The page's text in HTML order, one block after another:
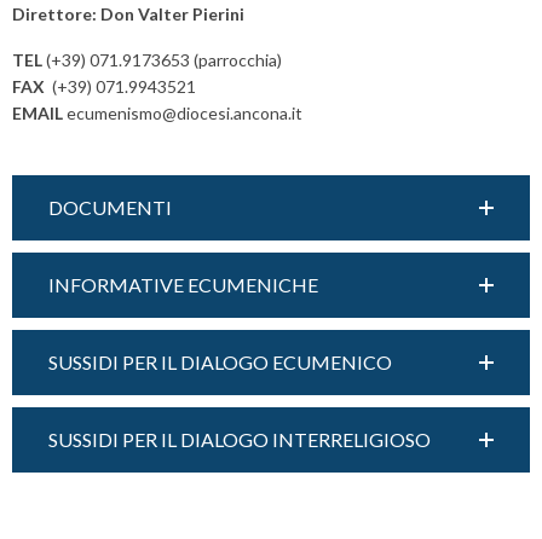
Direttore: Don Valter Pierini
TEL(+39) 071.9173653 (parrocchia)
FAX (+39) 071.9943521
EMAILecumenismo@diocesi.ancona.it
DOCUMENTI
INFORMATIVE ECUMENICHE
SUSSIDI PER IL DIALOGO ECUMENICO
SUSSIDI PER IL DIALOGO INTERRELIGIOSO